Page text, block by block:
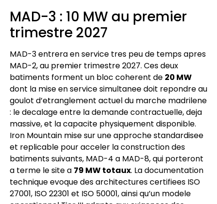
MAD-3 : 10 MW au premier
trimestre 2027
MAD-3 entrera en service tres peu de temps apres
MAD-2, au premier trimestre 2027. Ces deux
batiments forment un bloc coherent de 20 MW
dont la mise en service simultanee doit repondre au
goulot d’etranglement actuel du marche madrilene
: le decalage entre la demande contractuelle, deja
massive, et la capacite physiquement disponible.
Iron Mountain mise sur une approche standardisee
et replicable pour acceler la construction des
batiments suivants, MAD-4 a MAD-8, qui porteront
a terme le site a 79 MW totaux. La documentation
technique evoque des architectures certifiees ISO
27001, ISO 22301 et ISO 50001, ainsi qu’un modele